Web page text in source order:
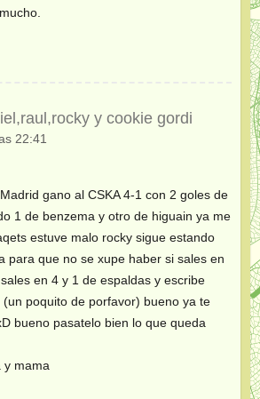
y cookie gordi
22:41
gano al CSKA 4-1 con 2 goles de
1 de benzema y otro de higuain ya me
estuve malo rocky sigue estando
para que no se xupe haber si sales en
en 4 y 1 de espaldas y escribe
poquito de porfavor) bueno ya te
bueno pasatelo bien lo que queda
y mama